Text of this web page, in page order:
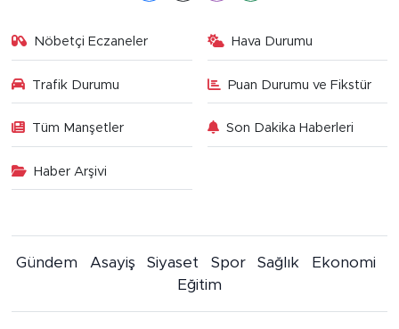
Nöbetçi Eczaneler Hava Durumu
Trafik Durumu Puan Durumu ve Fikstür
Tüm Manşetler Son Dakika Haberleri
Haber Arşivi
Gündem Asayiş Siyaset Spor Sağlık
Ekonomi
Eğitim